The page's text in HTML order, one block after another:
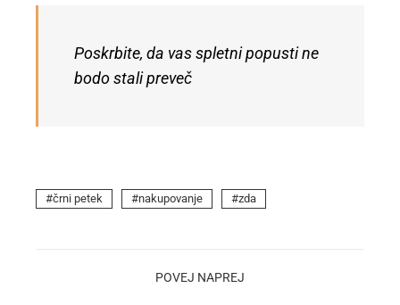
Poskrbite, da vas spletni popusti ne
bodo stali preveč
črni petek nakupovanje zda
POVEJ NAPREJ